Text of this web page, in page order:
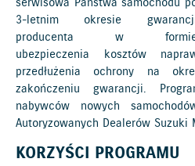
3-letnim okresie
producenta w
ubezpieczenia kosztów
przedłużenia ochrony na
zakończeniu gwarancji.
nabywców nowych
Autoryzowanych Dealerów Suzuki
KORZYŚCI PROGRAMU